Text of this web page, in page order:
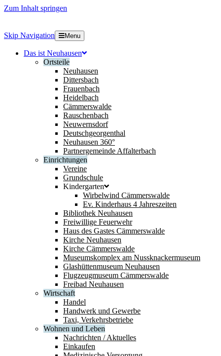
Zum Inhalt springen
Skip Navigation Menu
Das ist Neuhausen
Ortsteile
Neuhausen
Dittersbach
Frauenbach
Heidelbach
Cämmerswalde
Rauschenbach
Neuwernsdorf
Deutschgeorgenthal
Neuhausen 360°
Partnergemeinde Affalterbach
Einrichtungen
Vereine
Grundschule
Kindergarten
Wirbelwind Cämmerswalde
Ev. Kinderhaus 4 Jahreszeiten
Bibliothek Neuhausen
Freiwillige Feuerwehr
Haus des Gastes Cämmerswalde
Kirche Neuhausen
Kirche Cämmerswalde
Museumskomplex am Nussknackermuseum
Glashüttenmuseum Neuhausen
Flugzeugmuseum Cämmerswalde
Freibad Neuhausen
Wirtschaft
Handel
Handwerk und Gewerbe
Taxi, Verkehrsbetriebe
Wohnen und Leben
Nachrichten / Aktuelles
Einkaufen